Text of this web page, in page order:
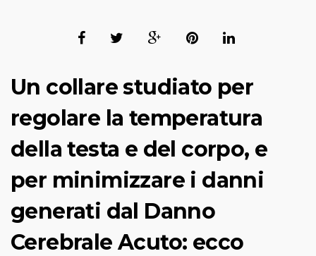
Un collare studiato per
regolare la temperatura
della testa e del corpo, e
per minimizzare i danni
generati dal Danno
Cerebrale Acuto: ecco